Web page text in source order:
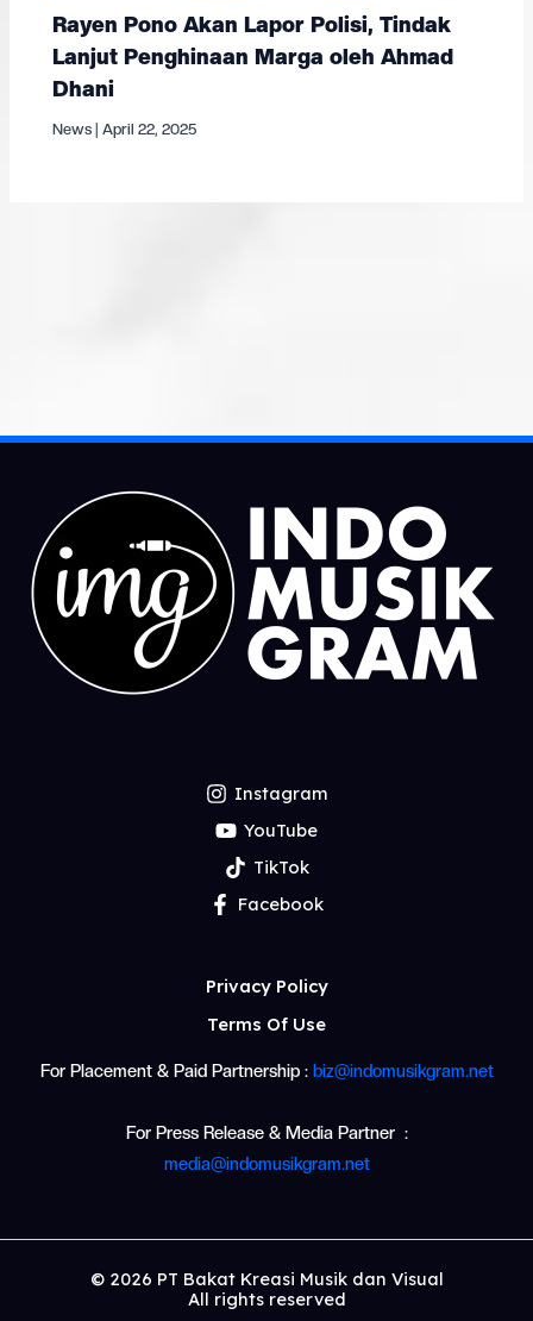
Rayen Pono Akan Lapor Polisi, Tindak
Lanjut Penghinaan Marga oleh Ahmad
Dhani
News |April 22, 2025
Instagram
YouTube
TikTok
Facebook
Privacy Policy
Terms Of Use
For Placement & Paid Partnership : biz@indomusikgram.net
For Press Release & Media Partner :
media@indomusikgram.net
© 2026 PT Bakat Kreasi Musik dan Visual
All rights reserved